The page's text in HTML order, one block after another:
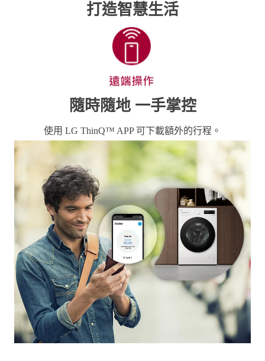
打造智慧生活
隨時隨地 一手掌控
使用 LG ThinQ™ APP 可下載額外的行程。